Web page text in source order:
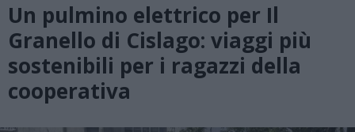
Un pulmino elettrico per Il
Granello di Cislago: viaggi più
sostenibili per i ragazzi della
cooperativa